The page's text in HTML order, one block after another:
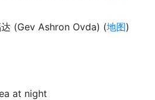
(Gev Ashron Ovda) (地图)
at night